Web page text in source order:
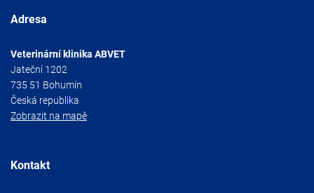
Adresa
Veterinární klinika ABVET
Jateční 1202
735 51 Bohumín
Česká republika
Zobrazit na mapě
Kontakt